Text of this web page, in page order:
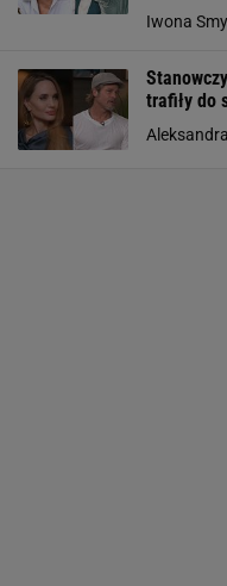
Iwona
trafiły do